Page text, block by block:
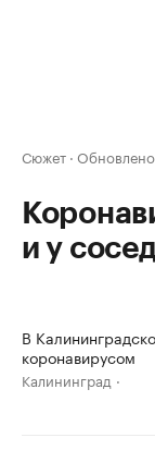
Сюжет · Обновлено
и у
В
коронавирусом
Калининград